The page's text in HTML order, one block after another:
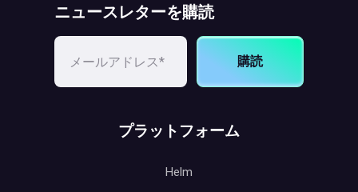
ニュースレターを購読
購読
プラットフォーム
Helm